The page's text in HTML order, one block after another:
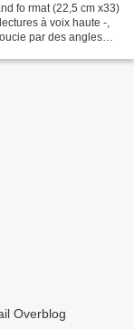
fo rmat (22,5 cm x33)
à voix haute -,
par des angles
Overblog